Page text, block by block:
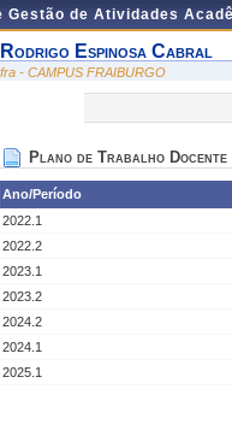
Gestão de Atividades
Rodrigo Espinosa Cabral
fra - CAMPUS FRAIBURGO
Plano de Trabalho Docente
Ano/Período
2022.1
2022.2
2023.1
2023.2
2024.2
2024.1
2025.1